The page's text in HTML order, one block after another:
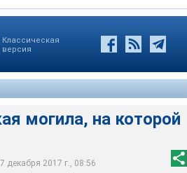
Классическая
версия
могила, на которой
декабря 2017 г., 08:56
могила
города. Иракские солдаты,
после чего залили ее бетоном
Хусейна, подобные страшные